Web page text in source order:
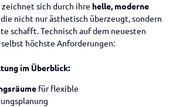
sich durch ihre helle, moderne
die nicht nur ästhetisch überzeugt, sondern
schafft. Technisch auf dem neuesten
höchste Anforderungen:
im Überblick:
für flexible